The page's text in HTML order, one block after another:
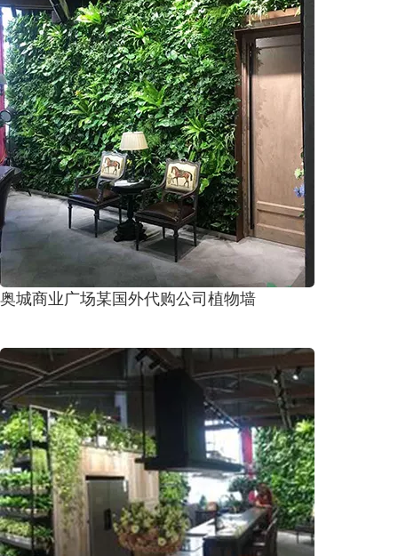
奥城商业广场某国外代购公司植物墙